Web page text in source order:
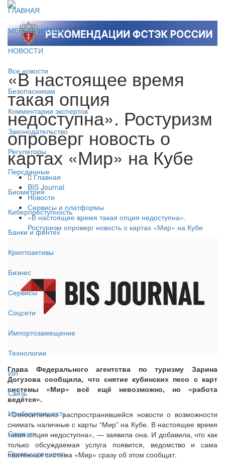
ГЛАВНАЯ
МЕРОПРИЯТИЯ
НОВОСТИ
Все новости
Безопасникам
Комментарии экспертов
Законодательство
Регуляторы
Персданные
Биометрия
Киберпреступность
Банки и финтех
Криптоактивы
Бизнес
Сервисы
Соцсети
Импортозамещение
Технологии
ИИ
Связь
Нацбезопасность
Санкции
Промышленность
«В настоящее время
такая опция
недоступна». Ростуризм
опроверг новость о
картах «Мир» на Кубе
Главная
BIS Journal
Новости
Сервисы и платформы
«В настоящее время такая опция недоступна».
Ростуризм опроверг новость о картах «Мир» на Кубе
Глава Федерального агентства по туризму Зарина
Догузова сообщила, что снятие кубинских песо с карт
системы «Мир» всё ещё невозможно, но «работа
ведётся».
«Относительно распространившейся новости о возможности
снимать наличные с карты “Мир” на Кубе. В настоящее время
такая опция недоступна», — заявила она. И добавила, что как
только обсуждаемая услуга появится, ведомство и сама
платёжная система «Мир» сразу об этом сообщат.